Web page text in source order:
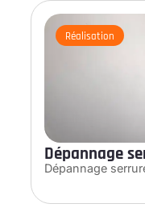
Réalisation
Dépannage
Dépannage